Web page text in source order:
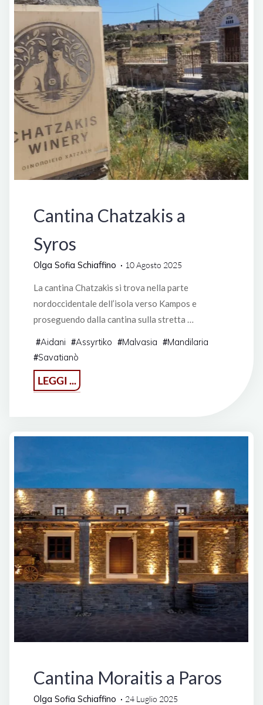
Cantina Chatzakis a
Syros
Olga Sofia Schiaffino 10 Agosto 2025
La cantina Chatzakis si trova nella parte
nordoccidentale dell’isola verso Kampos e
proseguendo dalla cantina sulla stretta …
#Aidani #Assyrtiko #Malvasia #Mandilaria
#Savatianò
LEGGI ...
Chatzakis
Cantina Moraitis a Paros
Olga Sofia Schiaffino 24 Luglio 2025